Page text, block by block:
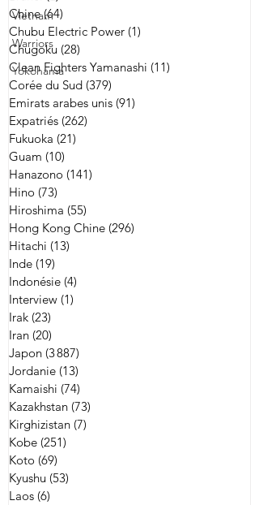
Vietnam
Warriors
Yokohama
Chine (64)
Chubu Electric Power (1)
Chugoku (28)
Clean Fighters Yamanashi (11)
Corée du Sud (379)
Emirats arabes unis (91)
Expatriés (262)
Fukuoka (21)
Guam (10)
Hanazono (141)
Hino (73)
Hiroshima (55)
Hong Kong Chine (296)
Hitachi (13)
Inde (19)
Indonésie (4)
Interview (1)
Irak (23)
Iran (20)
Japon (3 887)
Jordanie (13)
Kamaishi (74)
Kazakhstan (73)
Kirghizistan (7)
Kobe (251)
Koto (69)
Kyushu (53)
Laos (6)